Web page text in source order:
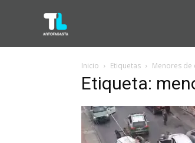
Inicio Etiquetas Menores de
Etiqueta: